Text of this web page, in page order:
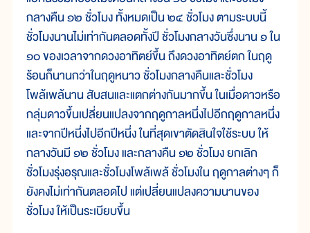
กลางคืน ๑๒ ชั่วโมง ทั้งหมดเป็น ๒๔ ชั่วโมง ตามระบบนี้
ชั่วโมงนานไม่เท่ากันตลอดทั้งปี ชั่วโมงกลางวันซึ่งนาน ๑ ใน
๑๐ ของเวลาจากดวงอาทิตย์ขึ้น ถึงดวงอาทิตย์ตก ในฤดู
ร้อนก็นานกว่าในฤดูหนาว ชั่วโมงกลางคืนและชั่วโมง
โพล้เพล้นาน สับสนและแตกต่างกันมากขึ้น ในเมื่อดาวหรือ
กลุ่มดาวขึ้นเปลี่ยนแปลงจากฤดูกาลหนึ่งไปอีกฤดูกาลหนึ่ง
และจากปีหนึ่งไปอีกปีหนึ่ง ในที่สุดเขาตัดสินใจใช้ระบบ ให้
กลางวันมี ๑๒ ชั่วโมง และกลางคืน ๑๒ ชั่วโมง ยกเลิก
ชั่วโมงรุ่งอรุณและชั่วโมงโพล้เพล้ ชั่วโมงใน ฤดูกาลต่างๆ ก็
ยังคงไม่เท่ากันตลอดไป แต่เปลี่ยนแปลงความนานของ
ชั่วโมง ให้เป็นระเบียบขึ้น